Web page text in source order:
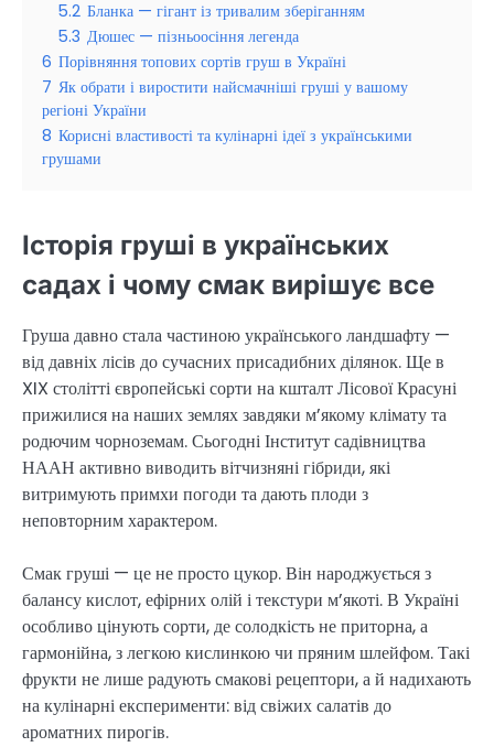
5.2 Бланка — гігант із тривалим зберіганням
5.3 Дюшес — пізньоосіння легенда
6 Порівняння топових сортів груш в Україні
7 Як обрати і виростити найсмачніші груші у вашому
регіоні України
8 Корисні властивості та кулінарні ідеї з українськими
грушами
Історія груші в українських
садах і чому смак вирішує все
Груша давно стала частиною українського ландшафту —
від давніх лісів до сучасних присадибних ділянок. Ще в
XIX столітті європейські сорти на кшталт Лісової Красуні
прижилися на наших землях завдяки м’якому клімату та
родючим чорноземам. Сьогодні Інститут садівництва
НААН активно виводить вітчизняні гібриди, які
витримують примхи погоди та дають плоди з
неповторним характером.
Смак груші — це не просто цукор. Він народжується з
балансу кислот, ефірних олій і текстури м’якоті. В Україні
особливо цінують сорти, де солодкість не приторна, а
гармонійна, з легкою кислинкою чи пряним шлейфом. Такі
фрукти не лише радують смакові рецептори, а й надихають
на кулінарні експерименти: від свіжих салатів до
ароматних пирогів.